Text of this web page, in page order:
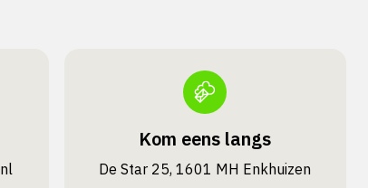
Kom eens langs
De Star 25, 1601 MH Enkhuizen